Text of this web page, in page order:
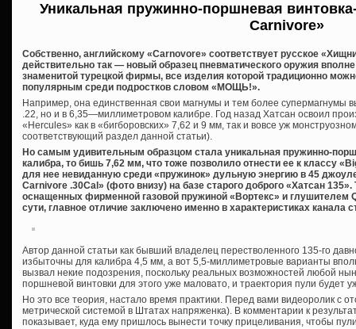
Уникальная пружинно-поршневая
Carnivore»
Собственно, английскому «Carnovore» соответствует русское
действительно так — новый образец пневматического оружия
знаменитой турецкой фирмы, все изделия которой традиционно
популярным среди подростков словом «МОЩЬ!».
Например, она единственная свои магнумы и тем более супермагнумы
.22, но и в 6,35—миллиметровом калибре. Год назад Хатсан освоил
«Hercules» как в «бигборовских» 7,62 и 9 мм, так и вовсе уж
соответствующий раздел данной статьи).
Но самым удивительным образцом стала уникальная пружинно-
калибра, то бишь 7,62 мм, что тоже позволило отнести ее к классу
для нее невиданную среди «пружинок» дульную энергию в 45
Carnivore .30Cal» (фото внизу) на базе старого доброго «Хатсан
оснащенных фирменной газовой пружиной «Вортекс» и глушителем
сути, главное отличие заключено именно в характеристиках канала
Автор данной статьи как бывший владелец перестволенного 135-го
избыточны для калибра 4,5 мм, а вот 5,5-миллиметровые варианты
вызвал некие подозрения, поскольку реальных возможностей любой
поршневой винтовки для этого уже маловато, и траектория пули будет
Но это все теория, настало время практики. Перед вами видеоролик с
метрической системой в Штатах напряженка). В комментарии к
показывает, куда ему пришлось вынести точку прицеливания, чтобы